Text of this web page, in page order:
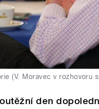
(V. Moravec v rozhovoru
den